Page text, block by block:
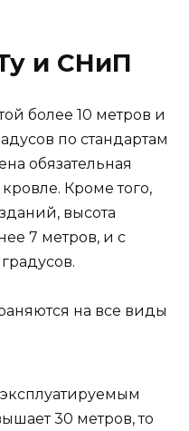
и СНиП
более 10 метров и
по стандартам
обязательная
Кроме того,
высота
7 метров, и с
на все виды
30 метров, то